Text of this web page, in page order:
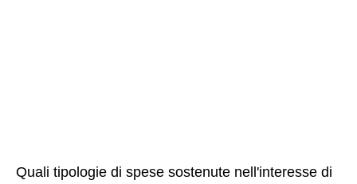
Quali tipologie di spese sostenute nell'interesse di